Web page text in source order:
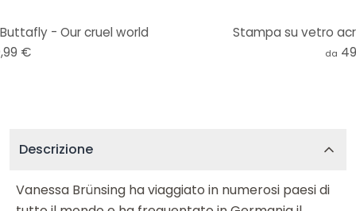
- Our cruel world
€
Stampa su vetro
da
Descrizione
Vanessa Brünsing ha viaggiato in numerosi paesi di